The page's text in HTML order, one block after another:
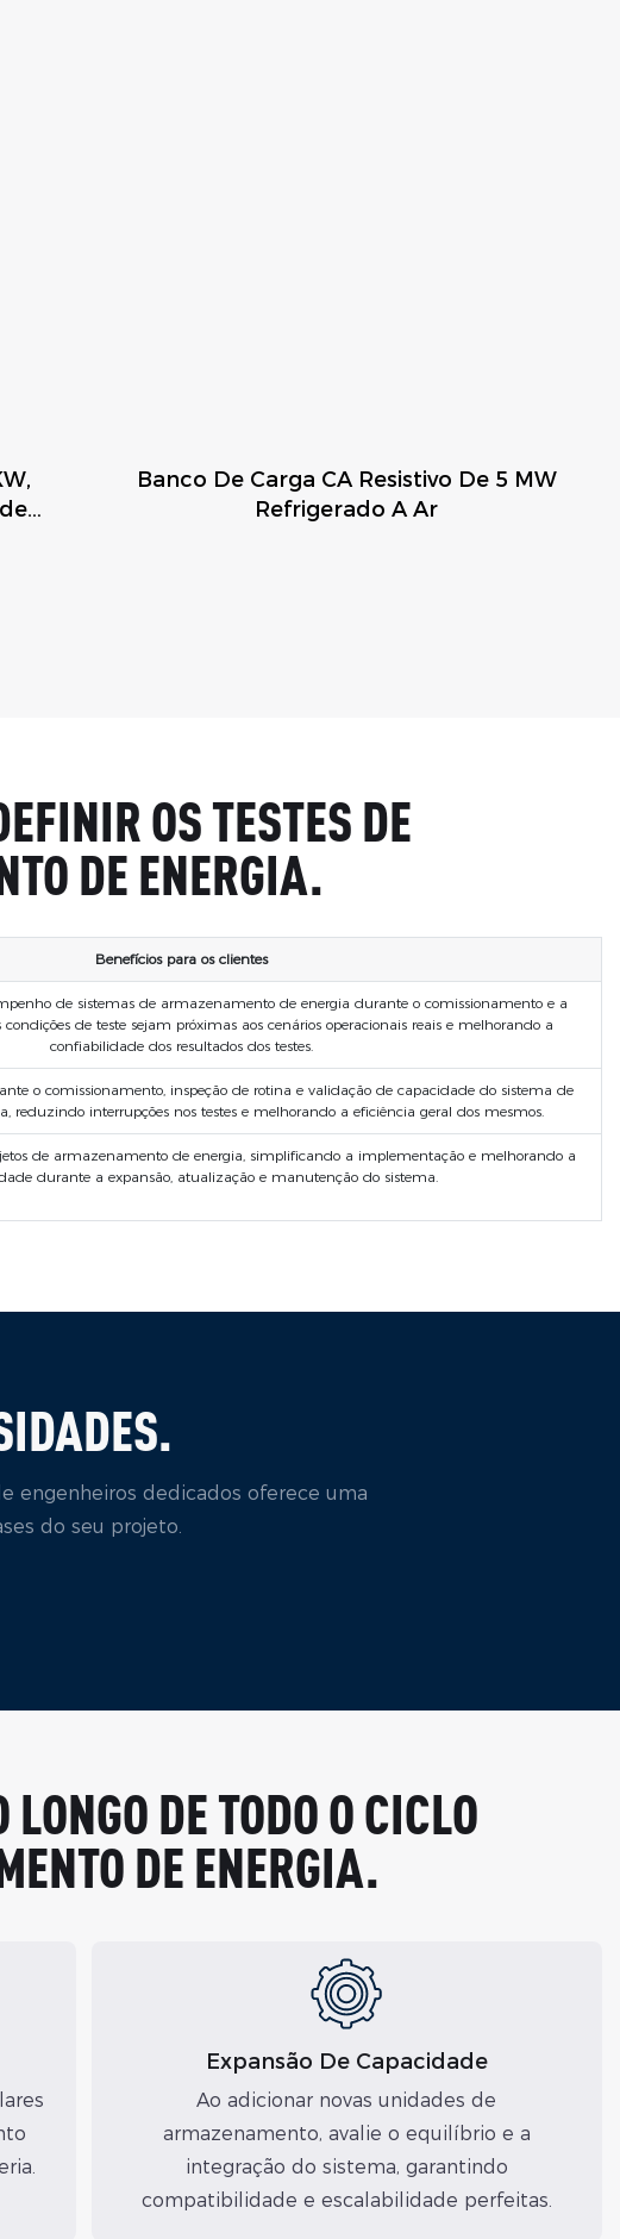
Banco De Carga CA Resistivo De 5 MW
Refrigerado A Ar
OS TESTES DE
DE ENERGIA.
Benefícios para os clientes
de sistemas de armazenamento de energia durante o comissionamento e a
de teste sejam próximas aos cenários operacionais reais e melhorando a
confiabilidade dos resultados dos testes.
o comissionamento, inspeção de rotina e validação de capacidade do sistema de
reduzindo interrupções nos testes e melhorando a eficiência geral dos mesmos.
de armazenamento de energia, simplificando a implementação e melhorando a
durante a expansão, atualização e manutenção do sistema.
engenheiros dedicados oferece uma
do seu projeto.
DE TODO O CICLO
DE ENERGIA.
Expansão De Capacidade
Ao adicionar novas unidades de
armazenamento, avalie o equilíbrio e a
integração do sistema, garantindo
compatibilidade e escalabilidade perfeitas.